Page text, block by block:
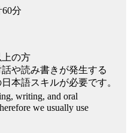
分
上の方
や読み書きが発生する
本語スキルが必要です。
writing, and oral
we usually use